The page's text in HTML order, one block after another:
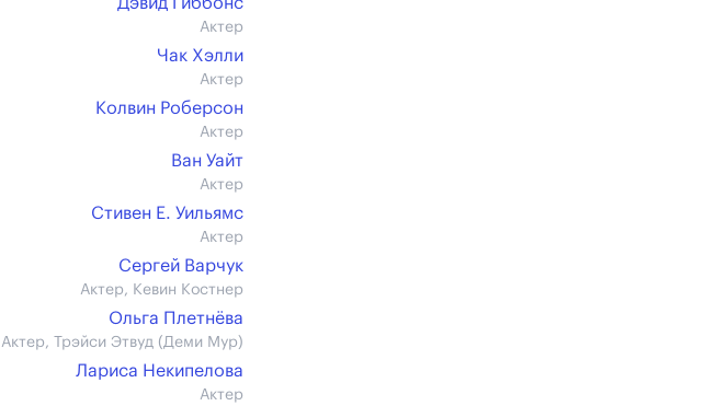
Актер
Чак Хэлли
Актер
Колвин Роберсон
Актер
Ван Уайт
Актер
Стивен Е. Уильямс
Актер
Сергей Варчук
Актер, Кевин Костнер
Ольга Плетнёва
Актер, Трэйси Этвуд (Деми Мур)
Лариса Некипелова
Актер